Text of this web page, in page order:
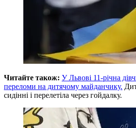
Читайте також: У Львові 11-річна
переломи на дитячому майданчику.
сидінні і перелетіла через гойдалку.